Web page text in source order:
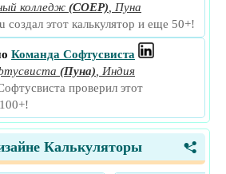
колледж (COEP)
Пуна
создал этот калькулятор и еще 50+!
Команда Софтусвиста
(Пуна)
Индия
проверил этот
<
Калькуляторы